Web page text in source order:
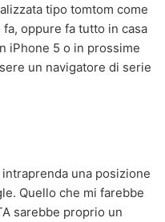
tipo tomtom come
oppure fa tutto in casa
iPhone 5 o in prossime
un navigatore di serie
una posizione
Quello che mi farebbe
sarebbe proprio un